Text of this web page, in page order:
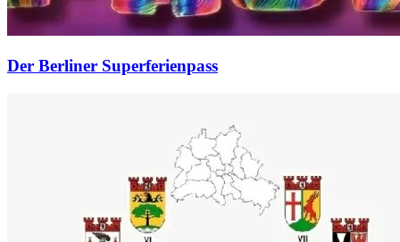
Der Berliner Superferienpass